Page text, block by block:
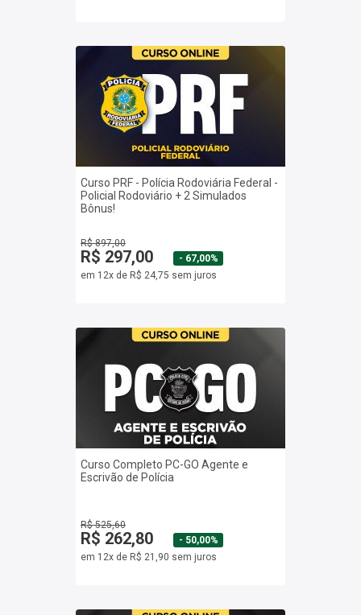
Curso PRF - Polícia Rodoviária Federal -
Policial Rodoviário + 2 Simulados
Bônus!
R$ 897,00
R$ 297,00
- 67,00%
em 12x de R$ 24,75 sem juros
Curso Completo PC-GO Agente e
Escrivão de Polícia
R$ 525,60
R$ 262,80
- 50,00%
em 12x de R$ 21,90 sem juros